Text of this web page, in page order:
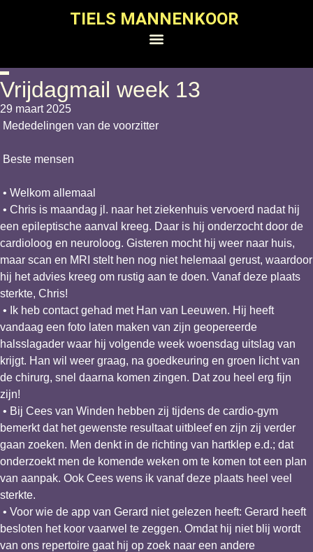
TIELS MANNENKOOR
Vrijdagmail week 13
29 maart 2025
Mededelingen van de voorzitter
Beste mensen
• Welkom allemaal
• Chris is maandag jl. naar het ziekenhuis vervoerd nadat hij
een epileptische aanval kreeg. Daar is hij onderzocht door de
cardioloog en neuroloog. Gisteren mocht hij weer naar huis,
maar scan en MRI stelt hen nog niet helemaal gerust, waardoor
hij het advies kreeg om rustig aan te doen. Vanaf deze plaats
sterkte, Chris!
• Ik heb contact gehad met Han van Leeuwen. Hij heeft
vandaag een foto laten maken van zijn geopereerde
halsslagader waar hij volgende week woensdag uitslag van
krijgt. Han wil weer graag, na goedkeuring en groen licht van
de chirurg, snel daarna komen zingen. Dat zou heel erg fijn
zijn!
• Bij Cees van Winden hebben zij tijdens de cardio-gym
bemerkt dat het gewenste resultaat uitbleef en zijn zij verder
gaan zoeken. Men denkt in de richting van hartklep e.d.; dat
onderzoekt men de komende weken om te komen tot een plan
van aanpak. Ook Cees wens ik vanaf deze plaats heel veel
sterkte.
• Voor wie de app van Gerard niet gelezen heeft: Gerard heeft
besloten het koor vaarwel te zeggen. Omdat hij niet blij wordt
van ons repertoire gaat hij op zoek naar een andere